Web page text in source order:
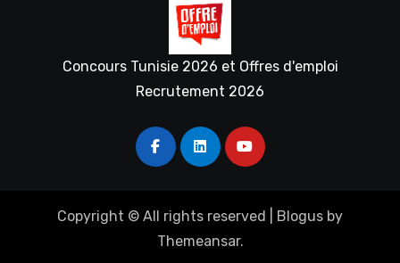
Concours Tunisie 2026 et Offres d'emploi
Recrutement 2026
Copyright © All rights reserved Blogus by
Themeansar.